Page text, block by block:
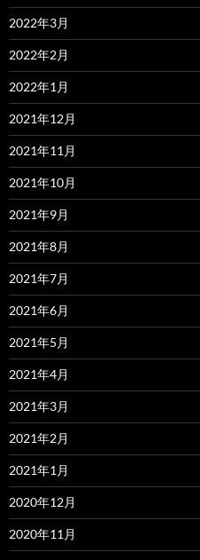
2022年3月
2022年2月
2022年1月
2021年12月
2021年11月
2021年10月
2021年9月
2021年8月
2021年7月
2021年6月
2021年5月
2021年4月
2021年3月
2021年2月
2021年1月
2020年12月
2020年11月